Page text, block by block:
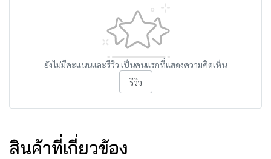
ยังไม่มีคะแนนและรีวิว เป็นคนแรกที่แสดงความคิดเห็น
รีวิว
สินค้าที่เกี่ยวข้อง